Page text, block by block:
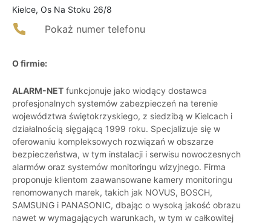
Kielce, Os Na Stoku 26/8
Pokaż numer telefonu
O firmie:
ALARM-NET funkcjonuje jako wiodący dostawca
profesjonalnych systemów zabezpieczeń na terenie
województwa świętokrzyskiego, z siedzibą w Kielcach i
działalnością sięgającą 1999 roku. Specjalizuje się w
oferowaniu kompleksowych rozwiązań w obszarze
bezpieczeństwa, w tym instalacji i serwisu nowoczesnych
alarmów oraz systemów monitoringu wizyjnego. Firma
proponuje klientom zaawansowane kamery monitoringu
renomowanych marek, takich jak NOVUS, BOSCH,
SAMSUNG i PANASONIC, dbając o wysoką jakość obrazu
nawet w wymagających warunkach, w tym w całkowitej